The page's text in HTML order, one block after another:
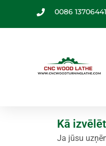
0086
Kā
Ja jūsu